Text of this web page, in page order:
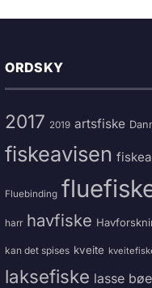
ORDSKY
2017 2019 artsfiske
fiskeavisen
Fluebinding
harr havfiske
kan det spises kveite
laksefiske lasse bøe